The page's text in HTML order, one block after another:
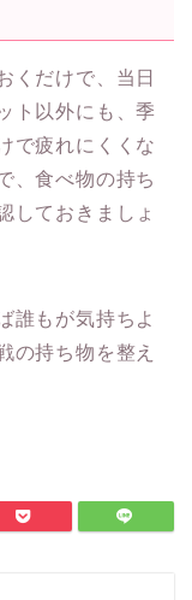
くだけで、当日
ト以外にも、季
で疲れにくくな
、食べ物の持ち
しておきましょ
誰もが気持ちよ
の持ち物を整え